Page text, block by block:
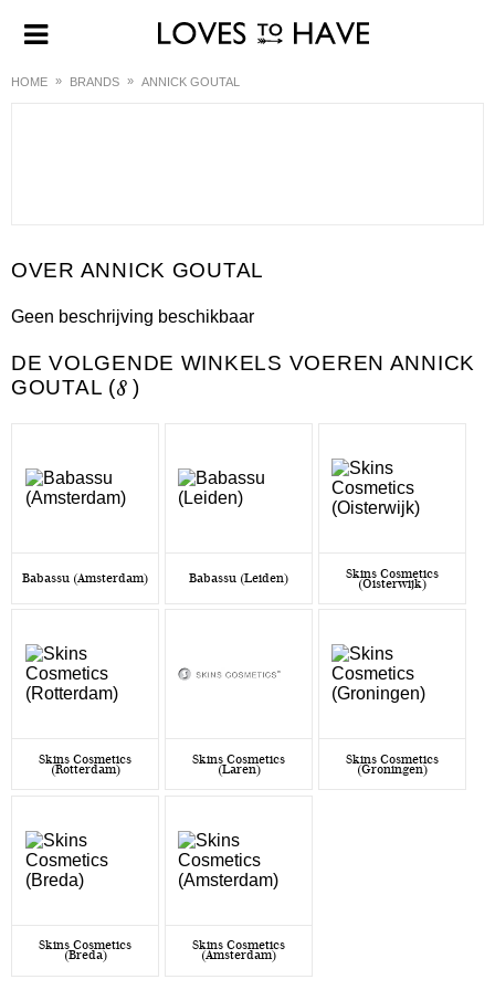
HOME BRANDS ANNICK GOUTAL
ANNICK GOUTAL
Geen beschrijving beschikbaar
DE VOLGENDE WINKELS VOEREN ANNICK
GOUTAL (8 )
Babassu (Amsterdam) Babassu (Leiden) Skins Cosmetics
(Oisterwijk)
Skins Cosmetics
(Rotterdam)
Skins Cosmetics
(Laren)
Skins Cosmetics
(Groningen)
Skins Cosmetics
(Breda)
Skins Cosmetics
(Amsterdam)